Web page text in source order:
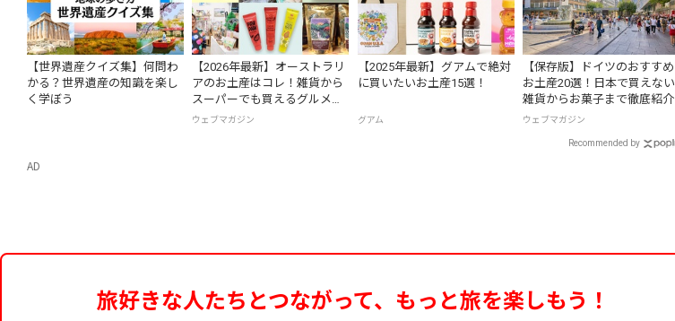
【世界遺産クイズ集】何問わ
かる？世界遺産の知識を楽し
く学ぼう
【2026年最新】オーストラリ
アのお土産はコレ！雑貨から
スーパーでも買えるグルメま
で13選
ウェブマガジン
【2025年最新】グアムで絶対
に買いたいお土産15選！
グアム
【保存版】ドイツのおすすめ
お土産20選！日本で買えない
雑貨からお菓子まで徹底紹介
ウェブマガジン
Recommended by
AD
旅好きな人たちとつながって、もっと旅を楽しもう！